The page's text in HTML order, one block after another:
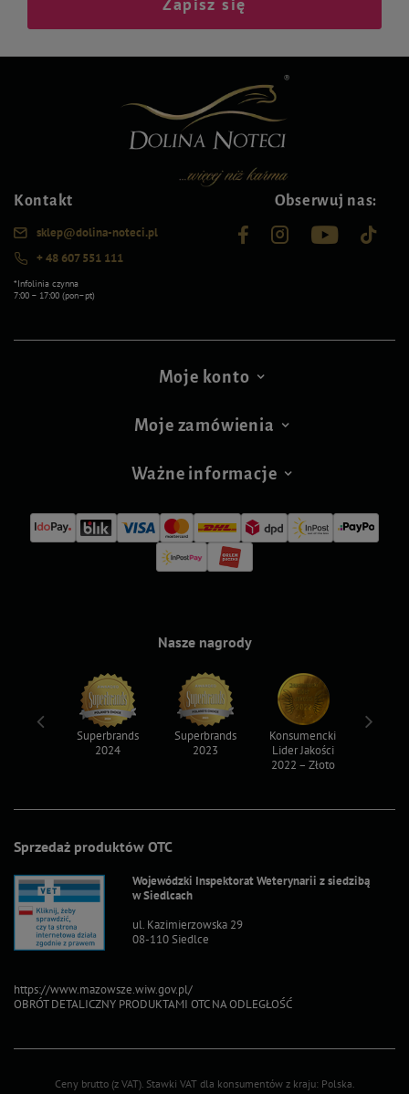
Kontakt
sklep@dolina-noteci.pl
+ 48 607 551 111
*Infolinia czynna
7:00 – 17:00 (pon–pt)
Obserwuj nas:
Moje konto
Moje zamówienia
Ważne informacje
Sprzedaż produktów OTC
Wojewódzki Inspektorat Weterynarii z siedzibą
w Siedlcach
ul. Kazimierzowska 29
08-110 Siedlce
https://www.mazowsze.wiw.gov.pl/
OBRÓT DETALICZNY PRODUKTAMI OTC NA ODLEGŁOŚĆ
Nasze nagrody
Superbrands
2024
Superbrands
2023
Konsumencki
Lider Jakości
2022 – Złoto
Ceny brutto (z VAT). Stawki VAT dla konsumentów z kraju: Polska.